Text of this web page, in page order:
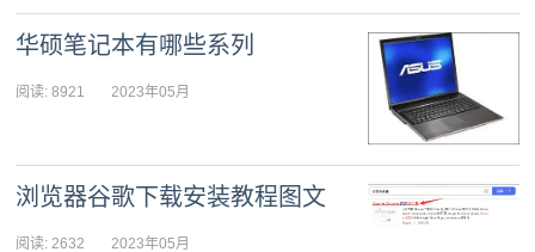
华硕笔记本有哪些系列
阅读: 8921
2023年05月
浏览器谷歌下载安装教程图文
阅读: 2632
2023年05月